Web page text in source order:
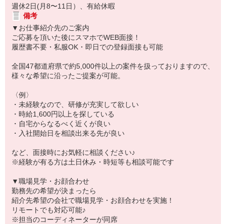
週休2日(月8〜11日）、有給休暇
備考
▼お仕事紹介先のご案内
ご応募を頂いた後にスマホでWEB面接！
履歴書不要・私服OK・即日での登録面接も可能
全国47都道府県で約5,000件以上の案件を扱っておりますので、
様々な希望に沿ったご提案が可能。
〈例〉
・未経験なので、研修が充実して欲しい
・時給1,600円以上を探している
・自宅からなるべく近くが良い
・入社開始日を相談出来る先が良い
など、面接時にお気軽に相談ください♪
※経験が有る方は土日休み・時短等も相談可能です
▼職場見学・お顔合わせ
勤務先の希望が決まったら
紹介先希望の会社で職場見学・お顔合わせを実施！
リモートでも対応可能♪
※担当のコーディネーターが同席